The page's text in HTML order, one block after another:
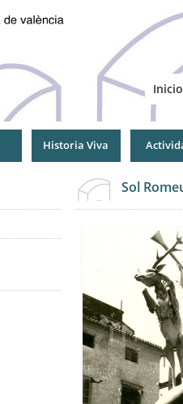
Inicio
Historia Viva
Sol